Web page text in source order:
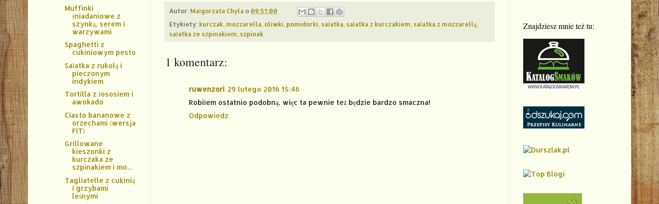
Autor: Małgorzata Chyla o 09:51:00
Etykiety: kurczak mozzarella oliwki pomidorki sałatka sałatka z kurczakiem sałatka z mozzarellą
sałatka ze szpinakiem szpinak
1 komentarz:
ruwenzori 29 lutego 2016 15:46
Robiłem ostatnio podobną, więc ta pewnie też będzie bardzo smaczna!
Odpowiedz
Muffinki
śniadaniowe z
szynką, serem i
warzywami
Spaghetti z
cukiniowym pesto
Sałatka z rukolą i
pieczonym
indykiem
Tortilla z łososiem i
awokado
Ciasto bananowe z
orzechami (wersja
FIT)
Grillowane
kieszonki z
kurczaka ze
szpinakiem i mo...
Tagliatelle z cukinią
i grzybami
leśnymi
Znajdziesz mnie też tu: